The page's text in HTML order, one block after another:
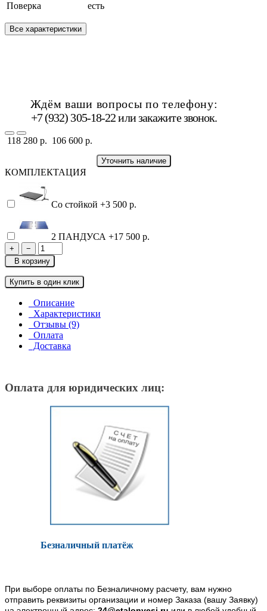
Поверка
есть
Все характеристики
Ждём ваши вопросы по телефону:
+7 (932) 305-18-22 илизакажите звонок.
118 280 р. 106 600 р.
Уточнить наличие
КОМПЛЕКТАЦИЯ
Со стойкой +3 500 р.
2 ПАНДУСА +17 500 р.
+
−
В корзину
Купить в один клик
Описание
Характеристики
Отзывы (9)
Оплата
Доставка
Оплата для юридических лиц:
Безналичный платёж
При выборе оплаты по Безналичному расчету, вам нужно
отправить реквизиты организации и номер Заказа (вашу Заявку)